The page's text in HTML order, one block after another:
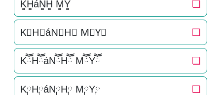
K͚H͚áN͚H͚ M͚Y͚ ❏
K⃒H⃒áN⃒H⃒ M⃒Y⃒ ❏
KཽHཽáNཽHཽ MཽYཽ ❏
K༙H༙áN༙H༙ M༙Y༙ ❏